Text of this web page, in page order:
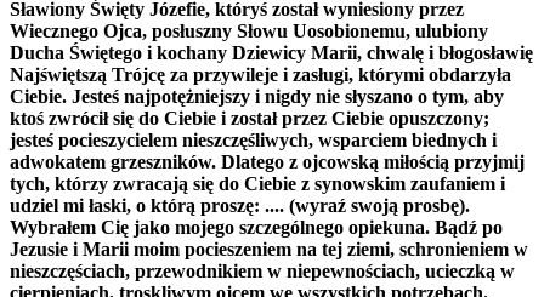
Sławiony Święty Józefie, któryś został wyniesiony przez
Wiecznego Ojca, posłuszny Słowu Uosobionemu, ulubiony
Ducha Świętego i kochany Dziewicy Marii, chwalę i błogosławię
Najświętszą Trójcę za przywileje i zasługi, którymi obdarzyła
Ciebie. Jesteś najpotężniejszy i nigdy nie słyszano o tym, aby
ktoś zwrócił się do Ciebie i został przez Ciebie opuszczony;
jesteś pocieszycielem nieszczęśliwych, wsparciem biednych i
adwokatem grzeszników. Dlatego z ojcowską miłością przyjmij
tych, którzy zwracają się do Ciebie z synowskim zaufaniem i
udziel mi łaski, o którą proszę: .... (wyraź swoją prosbę).
Wybrałem Cię jako mojego szczególnego opiekuna. Bądź po
Jezusie i Marii moim pocieszeniem na tej ziemi, schronieniem w
nieszczęściach, przewodnikiem w niepewnościach, ucieczką w